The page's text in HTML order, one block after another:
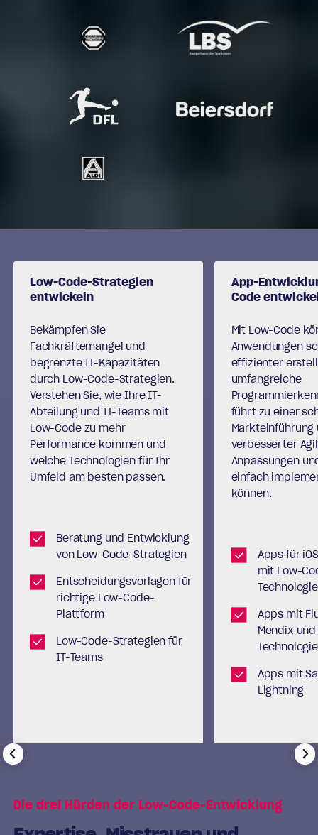
Low-Code-Strategien
entwickeln
Bekämpfen Sie
Fachkräftemangel und
begrenzte IT-Kapazitäten
durch Low-Code-Strategien.
Verstehen Sie, wie Ihre IT-
Abteilung und IT-Teams mit
Low-Code zu mehr
Performance kommen und
welche Technologien für Ihr
Umfeld am besten passen.
Beratung und Entwicklung
von Low-Code-Strategien
Entscheidungsvorlagen für
richtige Low-Code-
Plattform
Low-Code-Strategien für
IT-Teams
App-
Code
Mit Low-Code
Anwendungen
effizienter
umfangreiche
führt zu einer
Markteinführung
verbesserter
Anpassungen
einfach
können.
Apps für
mit Low-
Apps mit
Mendix
Apps mit
Lightning
Die drei Hürden der Low-Code-Entwicklung